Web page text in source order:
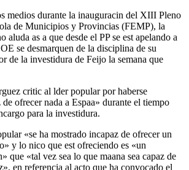
medios durante la inauguracin del XIII Pleno
de Municipios y Provincias (FEMP), la
aluda as a que desde el PP se est apelando a
se desmarquen de la disciplina de su
de la investidura de Feijo la semana que
critic al lder popular por haberse
ofrecer nada a Espaa» durante el tiempo
para la investidura.
«se ha mostrado incapaz de ofrecer un
y lo nico que est ofreciendo es «un
que «tal vez sea lo que maana sea capaz de
en referencia al acto que ha convocado el